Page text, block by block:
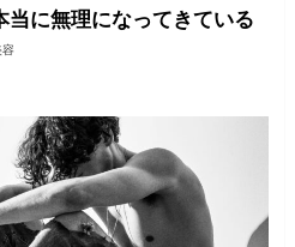
当に無理になってきている
容